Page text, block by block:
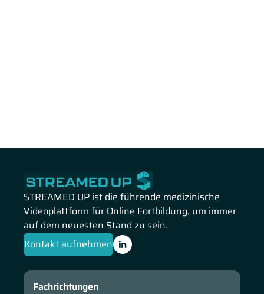
STREAMED UP ist die führende medizinische
Videoplattform für Online Fortbildung, um immer
auf dem neuesten Stand zu sein.
Kontakt aufnehmen
Fachrichtungen